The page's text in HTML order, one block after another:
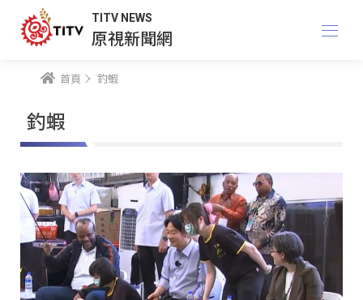
TITV NEWS
原視新聞網
首頁 釣蝦
釣蝦